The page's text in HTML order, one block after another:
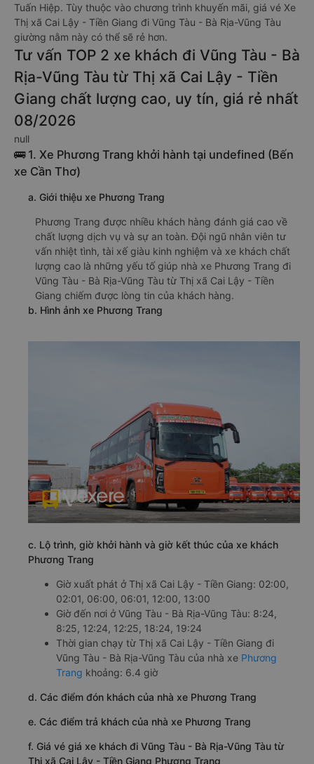
Tuấn Hiệp. Tùy thuộc vào chương trình khuyến mãi, giá vé Xe
Thị xã Cai Lậy - Tiền Giang đi Vũng Tàu - Bà Rịa-Vũng Tàu
giường nằm này có thể sẽ rẻ hơn.
Tư vấn TOP 2 xe khách đi Vũng Tàu - Bà
Rịa-Vũng Tàu từ Thị xã Cai Lậy - Tiền
Giang chất lượng cao, uy tín, giá rẻ nhất
08/2026
null
🚌 1. Xe Phương Trang khởi hành tại undefined (Bến
xe Cần Thơ)
a. Giới thiệu xe Phương Trang
Phương Trang được nhiều khách hàng đánh giá cao về
chất lượng dịch vụ và sự an toàn. Đội ngũ nhân viên tư
vấn nhiệt tình, tài xế giàu kinh nghiệm và xe khách chất
lượng cao là những yếu tố giúp nhà xe Phương Trang đi
Vũng Tàu - Bà Rịa-Vũng Tàu từ Thị xã Cai Lậy - Tiền
Giang chiếm được lòng tin của khách hàng.
b. Hình ảnh xe Phương Trang
c. Lộ trình, giờ khởi hành và giờ kết thúc của xe khách
Phương Trang
Giờ xuất phát ở Thị xã Cai Lậy - Tiền Giang: 02:00,
02:01, 06:00, 06:01, 12:00, 13:00
Giờ đến nơi ở Vũng Tàu - Bà Rịa-Vũng Tàu: 8:24,
8:25, 12:24, 12:25, 18:24, 19:24
Thời gian chạy từ Thị xã Cai Lậy - Tiền Giang đi
Vũng Tàu - Bà Rịa-Vũng Tàu của nhà xe Phương
Trang khoảng: 6.4 giờ
d. Các điểm đón khách của nhà xe Phương Trang
e. Các điểm trả khách của nhà xe Phương Trang
f. Giá vé giá xe khách đi Vũng Tàu - Bà Rịa-Vũng Tàu từ
Thị xã Cai Lậy - Tiền Giang Phương Trang